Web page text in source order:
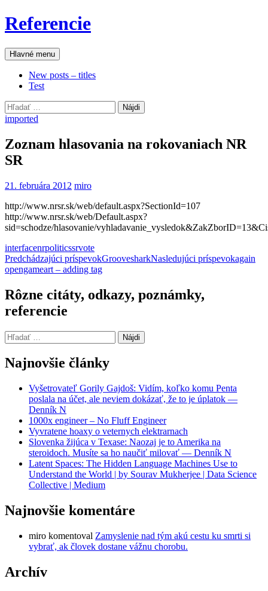
Preskočiť
na
Referencie
Hľadať
Hlavné menu
New posts – titles
Test
Hľadať:
imported
Zoznam hlasovania na rokovaniach NR
SR
21. februára 2012 miro
http://www.nrsr.sk/web/default.aspx?SectionId=107
http://www.nrsr.sk/web/Default.aspx?
sid=schodze/hlasovanie/
interfacenrpoliticssrvote
Navigácia
článkami
Predchádzajúci príspevokGroovesharkNasledujúci príspevokagain
opengameart – adding tag
Rôzne citáty, odkazy, poznámky,
referencie
Hľadať:
Najnovšie články
Vyšetrovateľ Gorily Gajdoš: Vidím, koľko komu Penta
poslala na účet, ale neviem dokázať, že to je úplatok —
Denník N
1000x engineer – No Fluff Engineer
Vyvratene hoaxy o veternych elektrarnach
Slovenka žijúca v Texase: Naozaj je to Amerika na
steroidoch. Musíte sa ho naučiť milovať — Denník N
Latent Spaces: The Hidden Language Machines Use to
Understand the World | by Sourav Mukherjee | Data Science
Collective | Medium
Najnovšie komentáre
miro komentoval Zamyslenie nad tým akú cestu ku smrti si
vybrať, ak človek dostane vážnu chorobu.
Archív